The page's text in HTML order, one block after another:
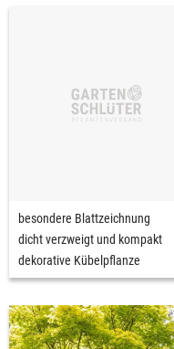
besondere Blattzeichnung
dicht verzweigt und kompakt
dekorative Kübelpflanze